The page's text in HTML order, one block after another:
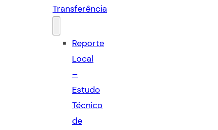
Transferência
Reporte
Local
–
Estudo
Técnico
de